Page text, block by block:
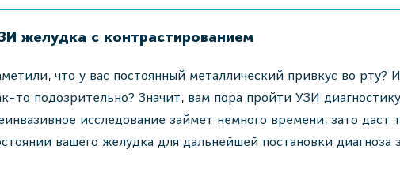
желудка с контрастированием
что у вас постоянный металлический привкус во рту?
то подозрительно? Значит, вам пора пройти УЗИ
исследование займет немного времени, зато
вашего желудка для дальнейшей постановки диагноза